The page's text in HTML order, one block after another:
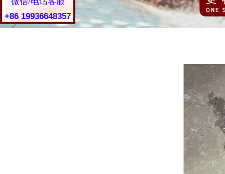
+86 19936648357